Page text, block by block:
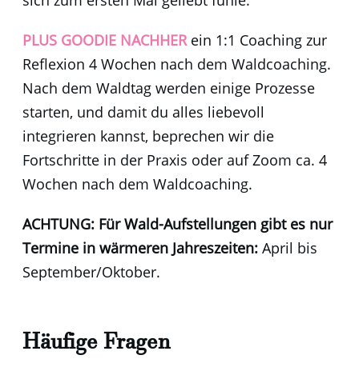
PLUS GOODIE NACHHER ein 1:1 Coaching zur
Reflexion 4 Wochen nach dem Waldcoaching.
Nach dem Waldtag werden einige Prozesse
starten, und damit du alles liebevoll
integrieren kannst, beprechen wir die
Fortschritte in der Praxis oder auf Zoom ca. 4
Wochen nach dem Waldcoaching.
ACHTUNG: Für Wald-Aufstellungen gibt es nur
Termine in wärmeren Jahreszeiten: April bis
September/Oktober.
Häufige Fragen